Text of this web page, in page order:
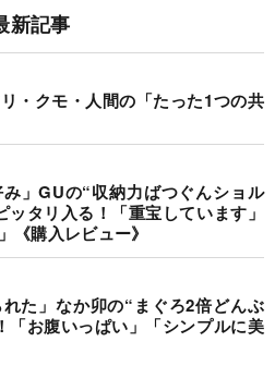
新記事
・クモ・人間の「たった1つの共
み」GUの“収納力ばつぐんショル
タリ入る！「重宝しています」
《購入レビュー》
れた」なか卯の“まぐろ2倍どんぶ
「お腹いっぱい」「シンプルに美